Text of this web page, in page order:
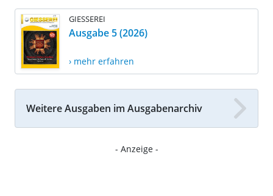
GIESSEREI
Ausgabe 5 (2026)
› mehr erfahren
Weitere Ausgaben im Ausgabenarchiv
- Anzeige -